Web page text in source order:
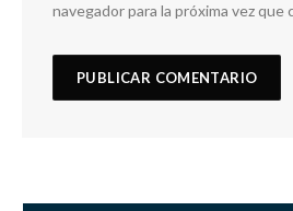
navegador para la próxima vez que